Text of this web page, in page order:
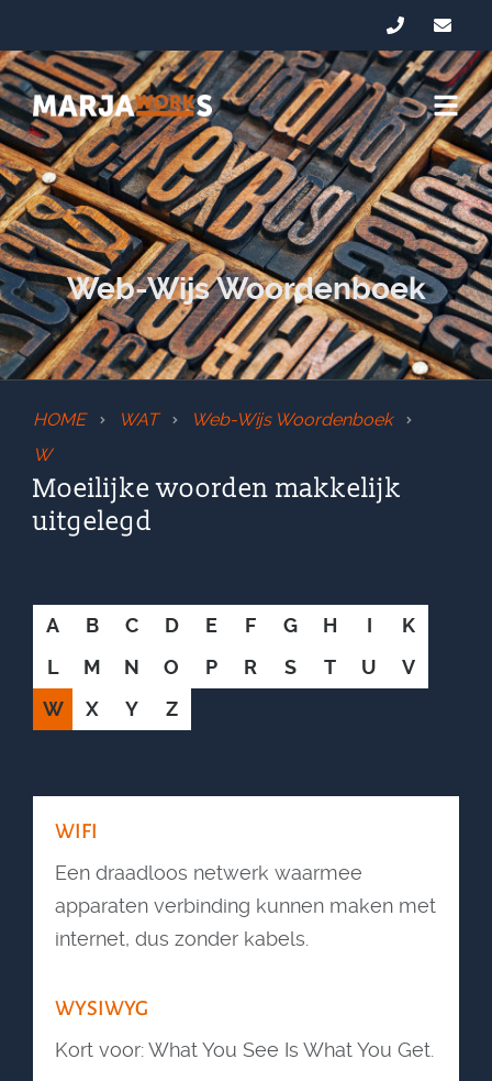
Web-Wijs Woordenboek
HOME WAT
Web-Wijs Woordenboek
W
Moeilijke woorden makkelijk
uitgelegd
A B C D E F G H I
K
L
M N O P R S T U
V
W
X Y Z
WIFI
Een draadloos netwerk waarmee
apparaten verbinding kunnen maken met
internet, dus zonder kabels.
WYSIWYG
Kort voor: What You See Is What You Get.